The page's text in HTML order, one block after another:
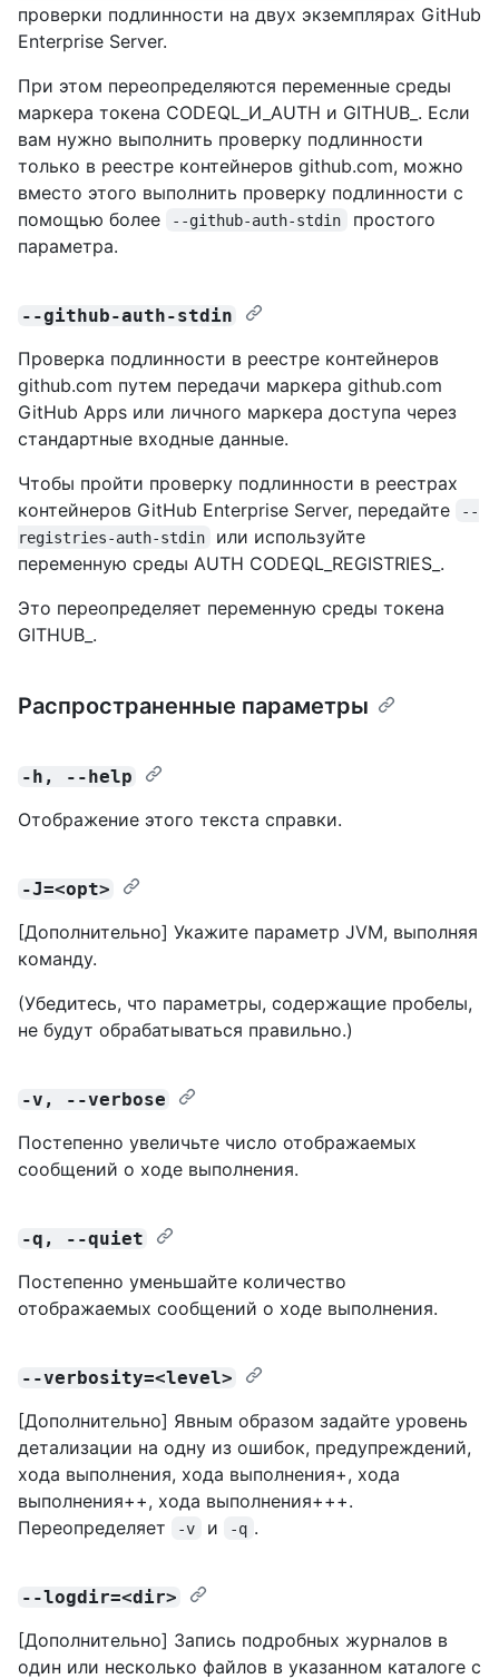
проверки подлинности на двух экземплярах GitHub
Enterprise Server.
При этом переопределяются переменные среды
маркера токена CODEQL_И_AUTH и GITHUB_. Если
вам нужно выполнить проверку подлинности
только в реестре контейнеров github.com, можно
вместо этого выполнить проверку подлинности с
помощью более
--github-auth-stdin
простого
параметра.
--github-auth-stdin
Проверка подлинности в реестре контейнеров
github.com путем передачи маркера github.com
GitHub Apps или личного маркера доступа через
стандартные входные данные.
Чтобы пройти проверку подлинности в реестрах
контейнеров GitHub Enterprise Server, передайте
--
registries-auth-stdin
или используйте
переменную среды AUTH CODEQL_REGISTRIES_.
Это переопределяет переменную среды токена
GITHUB_.
Распространенные параметры
-h, --help
Отображение этого текста справки.
-J=<opt>
[Дополнительно] Укажите параметр JVM, выполняя
команду.
(Убедитесь, что параметры, содержащие пробелы,
не будут обрабатываться правильно.)
-v, --verbose
Постепенно увеличьте число отображаемых
сообщений о ходе выполнения.
-q, --quiet
Постепенно уменьшайте количество
отображаемых сообщений о ходе выполнения.
--verbosity=<level>
[Дополнительно] Явным образом задайте уровень
детализации на одну из ошибок, предупреждений,
хода выполнения, хода выполнения+, хода
выполнения++, хода выполнения+++.
Переопределяет
-v и -q .
--logdir=<dir>
[Дополнительно] Запись подробных журналов в
один или несколько файлов в указанном каталоге с